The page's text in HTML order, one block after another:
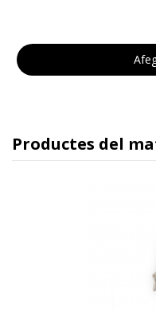
Productes del